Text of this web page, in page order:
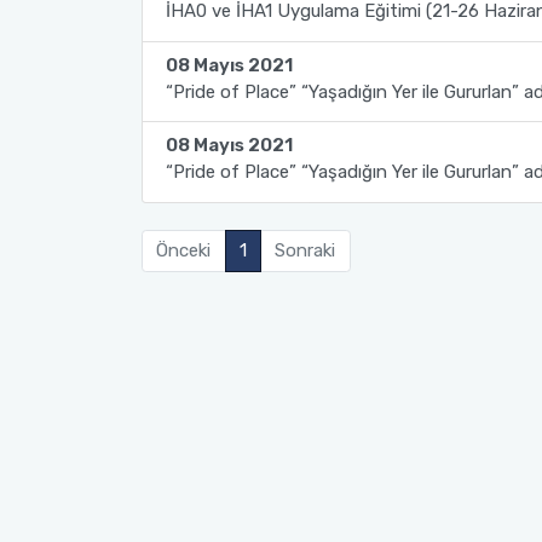
İHA0 ve İHA1 Uygulama Eğitimi (21-26
08 Mayıs 2021
“Pride of Place” “Yaşadığın Yer ile Gururlan”
08 Mayıs 2021
“Pride of Place” “Yaşadığın Yer ile Gururlan”
Önceki 1 Sonraki
Mezun Komisyonu
YÖKAK Akreditasyon ve Kalite Koordinasyon Birimi